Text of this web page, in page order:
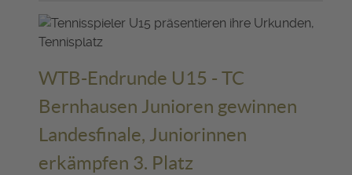
WTB-Endrunde U15 - TC
Bernhausen Junioren gewinnen
Landesfinale, Juniorinnen
erkämpfen 3. Platz